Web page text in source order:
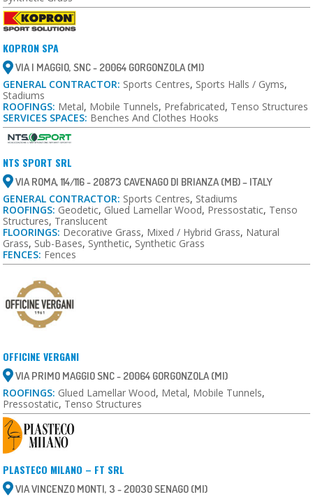
KOPRON SPA
VIA I MAGGIO, SNC - 20064 GORGONZOLA (MI)
GENERAL CONTRACTOR: Sports Centres, Sports Halls / Gyms,
Stadiums
ROOFINGS: Metal, Mobile Tunnels, Prefabricated, Tenso Structures
SERVICES SPACES: Benches And Clothes Hooks
NTS SPORT SRL
VIA ROMA, 114/116 - 20873 CAVENAGO DI BRIANZA (MB) – ITALY
GENERAL CONTRACTOR: Sports Centres, Stadiums
ROOFINGS: Geodetic, Glued Lamellar Wood, Pressostatic, Tenso
Structures, Translucent
FLOORINGS: Decorative Grass, Mixed / Hybrid Grass, Natural
Grass, Sub-Bases, Synthetic, Synthetic Grass
FENCES: Fences
OFFICINE VERGANI
VIA PRIMO MAGGIO SNC - 20064 GORGONZOLA (MI)
ROOFINGS: Glued Lamellar Wood, Metal, Mobile Tunnels,
Pressostatic, Tenso Structures
PLASTECO MILANO – FT SRL
VIA VINCENZO MONTI, 3 - 20030 SENAGO (MI)